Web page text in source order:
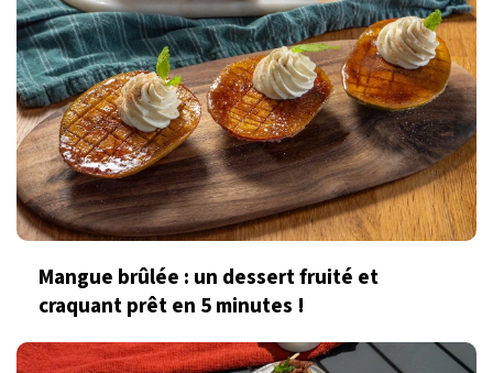
Mangue brûlée : un dessert fruité et
craquant prêt en 5 minutes !